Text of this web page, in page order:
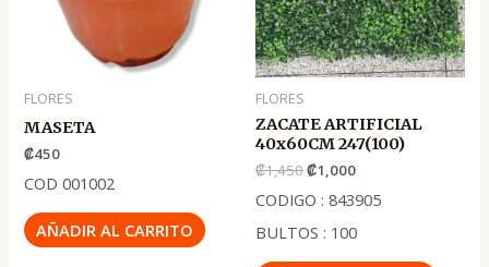
FLORES
MASETA
₡450
COD 001002
AÑADIR AL CARRITO
FLORES
ZACATE ARTIFICIAL
40x60CM 247(100)
₡1,450₡1,000
CODIGO : 843905
BULTOS : 100